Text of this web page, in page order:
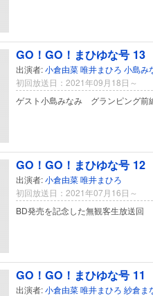
GO！GO！まひゆな号 13
出演者:小倉由菜唯井まひろ 小島み
初回放送日：2021年09月18日～
ゲスト小島みなみ グランピング前
GO！GO！まひゆな号 12
出演者:小倉由菜唯井まひろ
初回放送日：2021年07月16日～
BD発売を記念した無観客生放送回
GO！GO！まひゆな号 11
出演者:小倉由菜唯井まひろ 紗倉ま